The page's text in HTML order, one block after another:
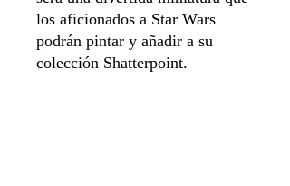
los aficionados a Star Wars
podrán pintar y añadir a su
colección Shatterpoint.